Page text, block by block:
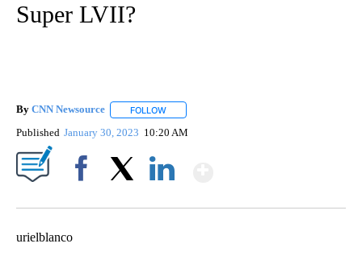
Super LVII?
By CNN Newsource FOLLOW
Published January 30, 2023 10:20 AM
urielblanco